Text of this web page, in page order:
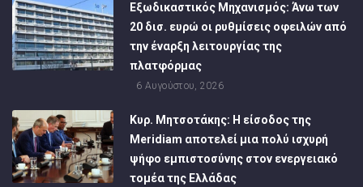
Εξωδικαστικός Μηχανισμός: Άνω των
20 δισ. ευρώ οι ρυθμίσεις οφειλών από
την έναρξη λειτουργίας της
πλατφόρμας
6 Αυγούστου, 2026
Κυρ. Μητσοτάκης: Η είσοδος της
Meridiam αποτελεί μια πολύ ισχυρή
ψήφο εμπιστοσύνης στον ενεργειακό
τομέα της Ελλάδας